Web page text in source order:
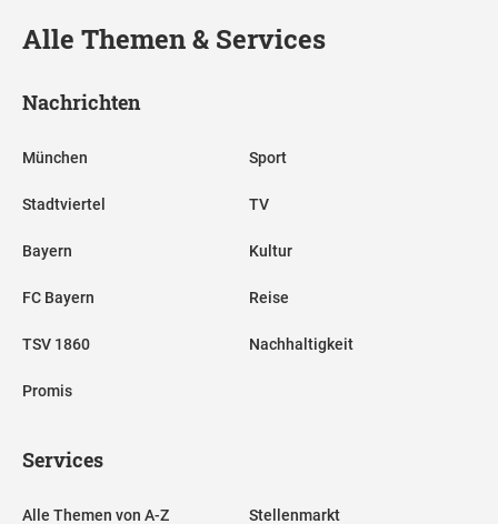
Alle Themen & Services
Nachrichten
München
Stadtviertel
Bayern
FC Bayern
TSV 1860
Promis
Sport
TV
Kultur
Reise
Nachhaltigkeit
Services
Alle Themen von A-Z Stellenmarkt